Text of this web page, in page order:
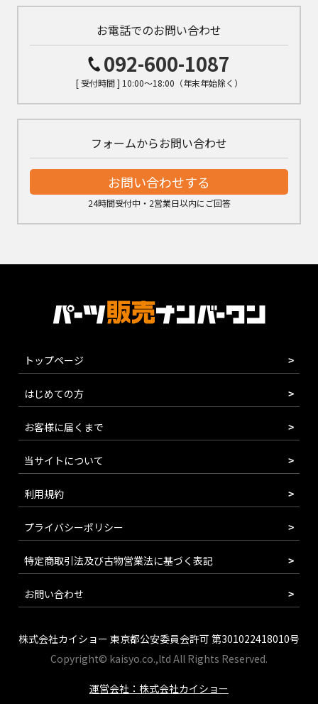
お電話でのお問い合わせ
092-600-1087
[ 受付時間 ] 10:00～18:00（年末年始除く）
フォームからお問い合わせ
お問い合わせする
24時間受付中・2営業日以内にご回答
トップページ
はじめての方
お客様に届くまで
当サイトについて
利用規約
プライバシーポリシー
特定商取引法及び古物営業法に基づく表記
お問い合わせ
株式会社カイショー 東京都公安委員会許可 第301022418010号
Copyright© kaisyo.co.,ltd All Rights Reserved.
運営会社：株式会社カイショー